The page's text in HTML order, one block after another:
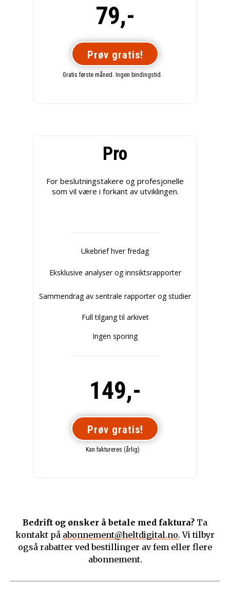
79,-
Prøv gratis!
Gratis første måned. Ingen bindingstid.
Pro
For beslutningstakere og profesjonelle
som vil være i forkant av utviklingen.
Ukebrief hver fredag
Eksklusive analyser og innsiktsrapporter
Sammendrag av sentrale rapporter og studier
Full tilgang til arkivet
Ingen sporing
149,-
Prøv gratis!
Kan faktureres (årlig)
Bedrift og ønsker å betale med faktura? Ta
kontakt på abonnement@heltdigital.no. Vi tilbyr
også rabatter ved bestillinger av fem eller flere
abonnement.